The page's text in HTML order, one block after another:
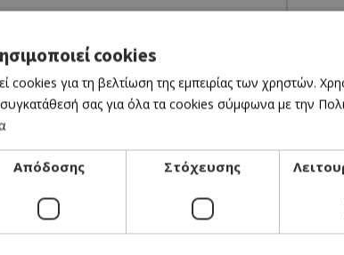
cookies
cookies για τη βελτίωση της εμπειρίας των χρηστών.
σας για όλα τα cookies σύμφωνα με την
Απόδοσης Στόχευσης